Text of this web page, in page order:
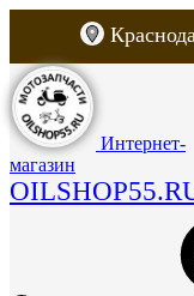
Интернет-
магазин